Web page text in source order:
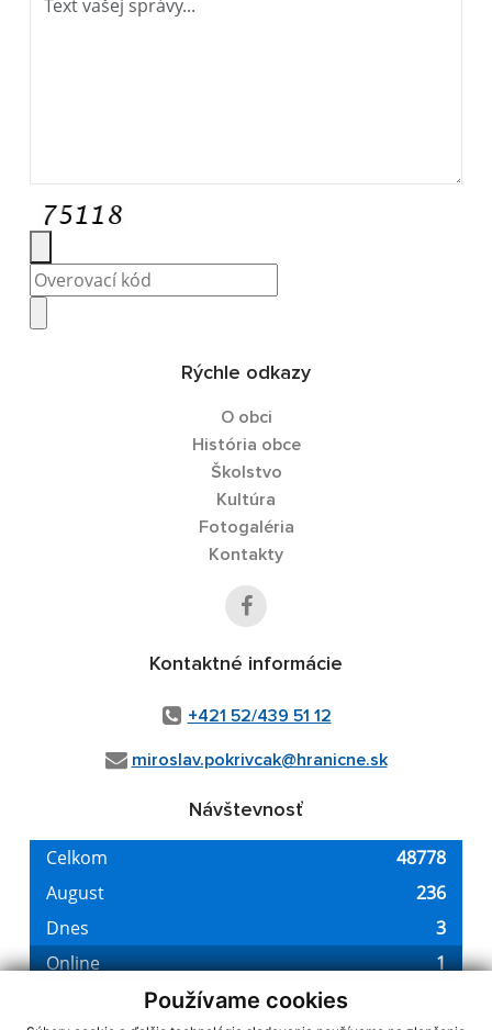
Používame cookies
Rýchle odkazy
O obci
História obce
Školstvo
Kultúra
Fotogaléria
Kontakty
Kontaktné informácie
+421 52/439 51 12
miroslav.pokrivcak@hranicne.sk
Návštevnosť